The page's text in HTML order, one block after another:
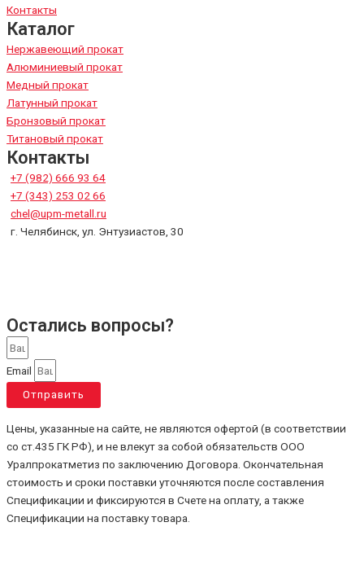
Контакты
Каталог
Нержавеющий прокат
Алюминиевый прокат
Медный прокат
Латунный прокат
Бронзовый прокат
Титановый прокат
Контакты
+7 (982) 666 93 64
+7 (343) 253 02 66
chel@upm-metall.ru
г. Челябинск, ул. Энтузиастов, 30
Остались вопросы?
Email
Отправить
Цены, указанные на сайте, не являются офертой (в соответствии
со ст.435 ГК РФ), и не влекут за собой обязательств ООО
Уралпрокатметиз по заключению Договора. Окончательная
стоимость и сроки поставки уточняются после составления
Спецификации и фиксируются в Счете на оплату, а также
Спецификации на поставку товара.